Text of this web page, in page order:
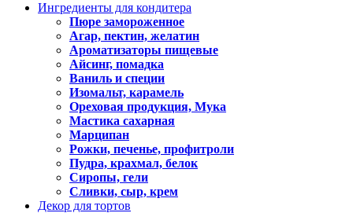
Ингредиенты для кондитера
Пюре замороженное
Агар, пектин, желатин
Ароматизаторы пищевые
Айсинг, помадка
Ваниль и специи
Изомальт, карамель
Ореховая продукция, Мука
Мастика сахарная
Марципан
Рожки, печенье, профитроли
Пудра, крахмал, белок
Сиропы, гели
Сливки, сыр, крем
Декор для тортов